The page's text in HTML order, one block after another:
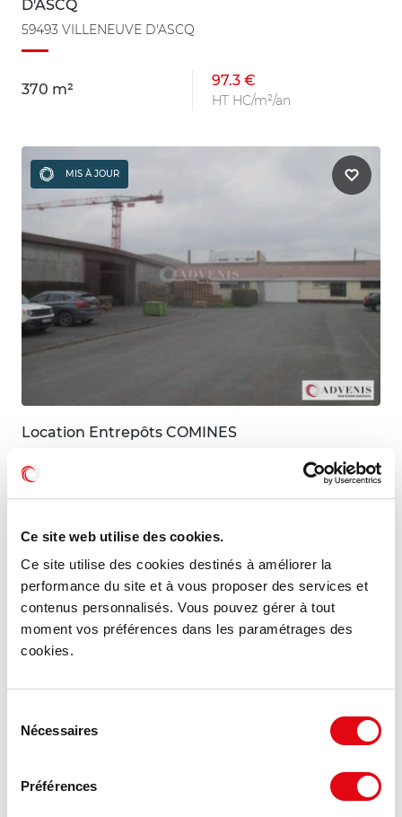
Ce site web utilise des cookies.
Ce site utilise des cookies destinés à améliorer la
performance du site et à vous proposer des services et
contenus personnalisés. Vous pouvez gérer à tout
moment vos préférences dans les paramétrages des
cookies.
Nécessaires
Préférences
D'ASCQ
59493 VILLENEUVE D'ASCQ
370 m²
97.3 €
HT HC/m²/an
MIS À JOUR
Location Entrepôts COMINES